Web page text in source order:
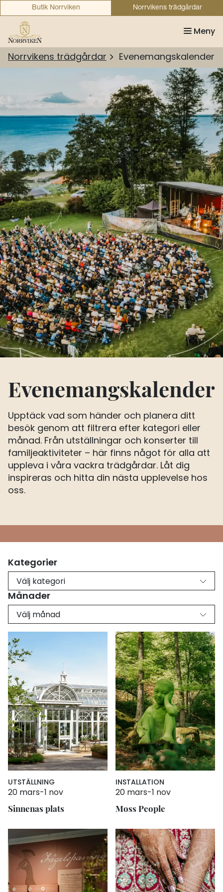
Butik Norrviken Norrvikens trädgårdar
Meny
Norrvikens trädgårdar Evenemangskalender
Evenemangskalender
Upptäck vad som händer och planera ditt
besök genom att filtrera efter kategori eller
månad. Från utställningar och konserter till
familjeaktiviteter – här finns något för alla att
uppleva i våra vackra trädgårdar. Låt dig
inspireras och hitta din nästa upplevelse hos
oss.
Kategorier
Välj kategori
Månader
Välj månad
UTSTÄLLNING
20 mars-1 nov
Sinnenas plats
INSTALLATION
20 mars-1 nov
Moss People